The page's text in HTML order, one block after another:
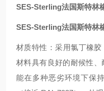
SES-Sterling法国斯特林
SES-Sterling法国斯特林
材质特性：采用氯丁橡胶
材料具有良好的耐候性、
能在多种恶劣环境下保